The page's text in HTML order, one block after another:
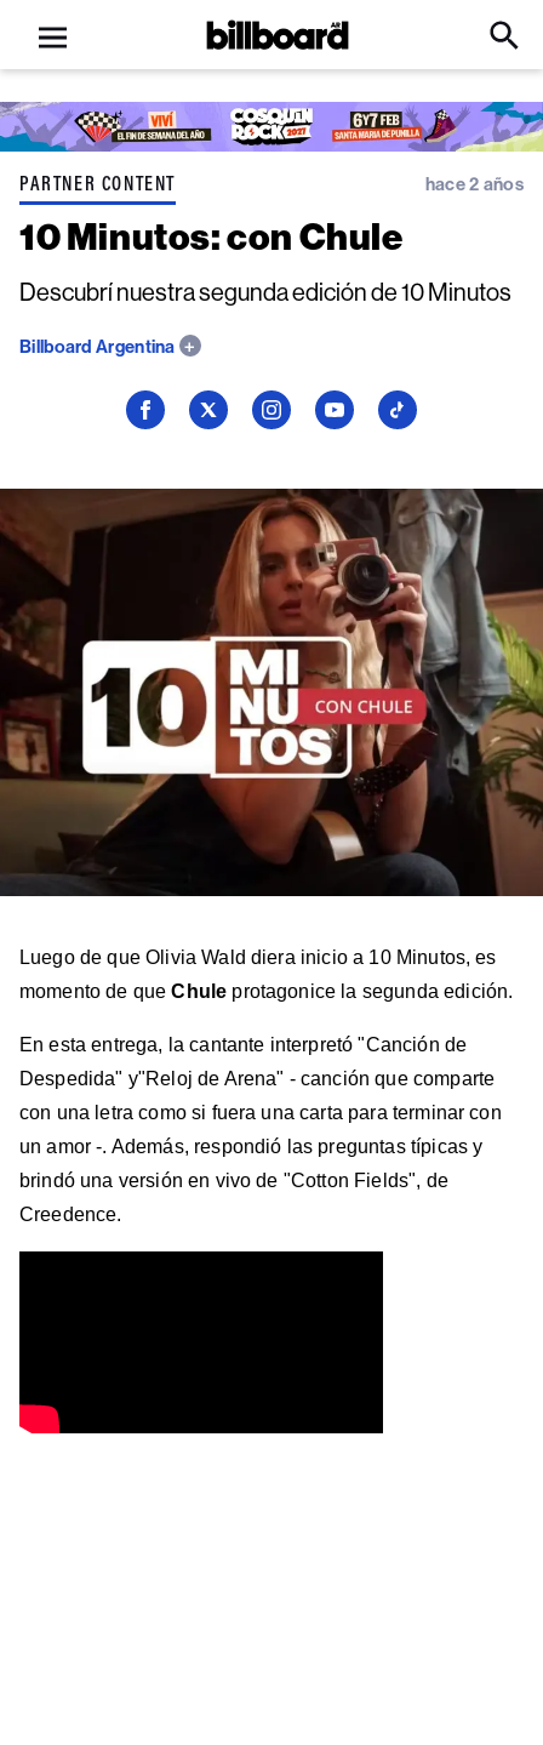
Open
menu
Billboard
Click
Input
PARTNER CONTENT hace 2 años
10 Minutos: con Chule
Descubrí nuestra segunda edición de 10 Minutos
Billboard Argentina
Seguí
en
Facebook
Seguí
en
X
Seguí
en
Instagram
Seguí
en
YouTube
Seguí
en
TikTok
Luego de que Olivia Wald diera inicio a 10 Minutos, es
momento de queChule protagonice la segunda edición.
En esta entrega, la cantante interpretó "Canción de
Despedida" y"Reloj de Arena" - canción que comparte
con una letra como si fuera una carta para terminar con
un amor -. Además, respondió las preguntas típicas y
brindó una versión en vivo de "Cotton Fields", de
Creedence.